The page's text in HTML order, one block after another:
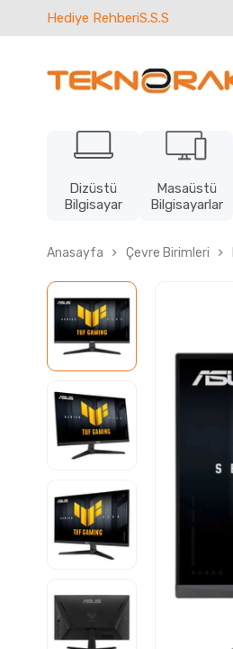
Hediye RehberiS.S.S
Dizüstü
Bilgisayar
Masaüstü
Bilgisayarlar
Anasayfa Çevre Birimleri